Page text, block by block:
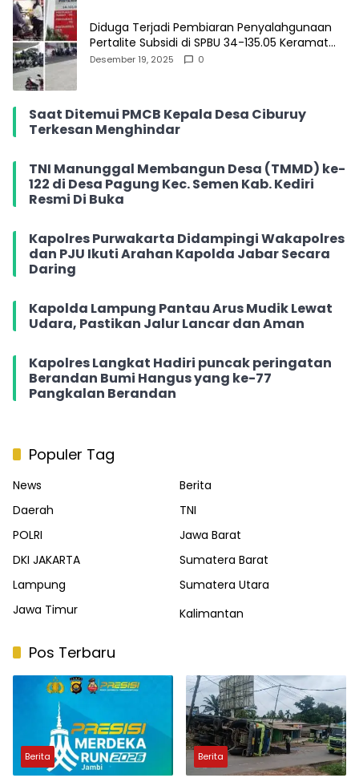
Diduga Terjadi Pembiaran Penyalahgunaan
Pertalite Subsidi di SPBU 34-135.05 Keramat
Jati, Penimbun Bebas Bertransaksi
Desember 19, 2025 0
Saat Ditemui PMCB Kepala Desa Ciburuy
Terkesan Menghindar
TNI Manunggal Membangun Desa (TMMD) ke-
122 di Desa Pagung Kec. Semen Kab. Kediri
Resmi Di Buka
Kapolres Purwakarta Didampingi Wakapolres
dan PJU Ikuti Arahan Kapolda Jabar Secara
Daring
Kapolda Lampung Pantau Arus Mudik Lewat
Udara, Pastikan Jalur Lancar dan Aman
Kapolres Langkat Hadiri puncak peringatan
Berandan Bumi Hangus yang ke-77
Pangkalan Berandan
Populer Tag
News
Berita
Daerah
TNI
POLRI
Jawa Barat
DKI JAKARTA
Sumatera Barat
Lampung
Sumatera Utara
Jawa Timur
Kalimantan
Pos Terbaru
Berita Berita